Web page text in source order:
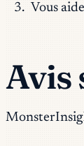
Vous
Avis